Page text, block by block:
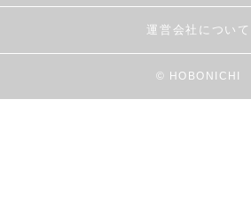
運営会社について
© HOBONICHI